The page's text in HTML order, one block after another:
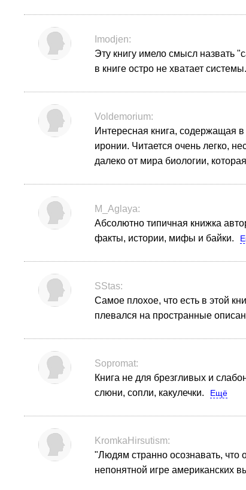
Imodjen:
Эту книгу имело смысл назвать
в книге остро не хватает системы.
Voldemorium:
Интересная книга, содержащая
иронии. Читается очень легко,
далеко от мира биологии,
M_Aglaya:
Абсолютно типичная книжка
факты, истории, мифы и байки.
SStas:
Самое плохое, что есть в этой
плевался на пространные
Sopromat:
Книга не для брезгливых и
слюни, сопли, какулечки.
Ещё
KromkaHirsutism:
"Людям странно осознавать, что
непонятной игре американских